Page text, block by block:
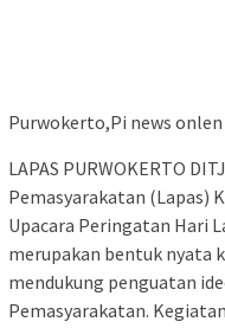
Purwokerto,Pi news
LAPAS PURWOKERTO
Pemasyarakatan (Lapas)
Upacara Peringatan Hari
merupakan bentuk nyata
mendukung penguatan
Pemasyarakatan.